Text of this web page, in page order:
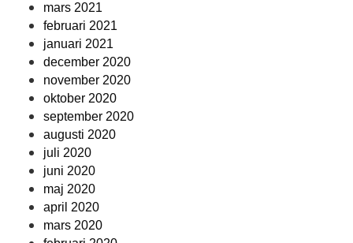
mars 2021
februari 2021
januari 2021
december 2020
november 2020
oktober 2020
september 2020
augusti 2020
juli 2020
juni 2020
maj 2020
april 2020
mars 2020